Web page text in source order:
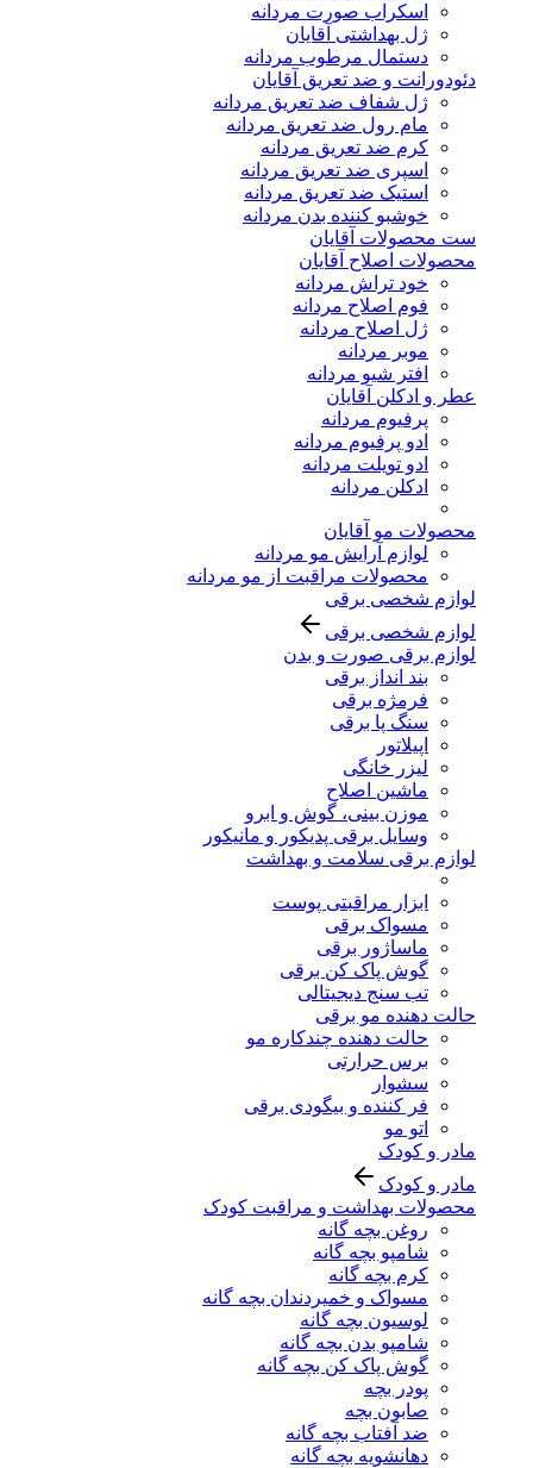
اسکراب صورت مردانه
ژل بهداشتی آقایان
دستمال مرطوب مردانه
دئودورانت و ضد تعریق آقایان
ژل شفاف ضد تعریق مردانه
مام رول ضد تعریق مردانه
کرم ضد تعریق مردانه
اسپری ضد تعریق مردانه
استیک ضد تعریق مردانه
خوشبو کننده بدن مردانه
ست محصولات آقایان
محصولات اصلاح آقایان
خود تراش مردانه
فوم اصلاح مردانه
ژل اصلاح مردانه
موبر مردانه
افتر شیو مردانه
عطر و ادکلن آقایان
پرفیوم مردانه
ادو پرفیوم مردانه
ادو تویلت مردانه
ادکلن مردانه
محصولات مو آقایان
لوازم آرایش مو مردانه
محصولات مراقبت از مو مردانه
لوازم شخصی برقی
لوازم شخصی برقی
لوازم برقی صورت و بدن
بند انداز برقی
فرمژه برقی
سنگ پا برقی
اپیلاتور
لیزر خانگی
ماشین اصلاح
موزن بینی، گوش و ابرو
وسایل برقی پدیکور و مانیکور
لوازم برقی سلامت و بهداشت
ابزار مراقبتی پوست
مسواک برقی
ماساژور برقی
گوش پاک کن برقی
تب سنج دیجیتالی
حالت دهنده مو برقی
حالت دهنده چندکاره مو
برس حرارتی
سشوار
فر کننده و بیگودی برقی
اتو مو
مادر و کودک
مادر و کودک
محصولات بهداشت و مراقبت کودک
روغن بچه گانه
شامپو بچه گانه
کرم بچه گانه
مسواک و خمیردندان بچه گانه
لوسیون بچه گانه
شامپو بدن بچه گانه
گوش پاک کن بچه گانه
پودر بچه
صابون بچه
ضد آفتاب بچه گانه
دهانشویه بچه گانه